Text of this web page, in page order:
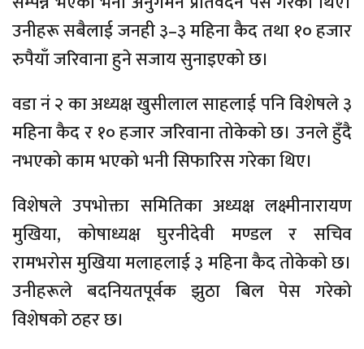
उनीहरू सबैलाई जनही ३–३ महिना कैद तथा १० हजार
रुपैयाँ जरिवाना हुने सजाय सुनाइएको छ।
वडा नं २ का अध्यक्ष खुसीलाल साहलाई पनि विशेषले ३
महिना कैद र १० हजार जरिवाना तोकेको छ। उनले हुँदै
नभएको काम भएको भनी सिफारिस गरेका थिए।
विशेषले उपभोक्ता समितिका अध्यक्ष लक्ष्मीनारायण
मुखिया, कोषाध्यक्ष घुरनीदेवी मण्डल र सचिव
रामभरोस मुखिया मलाहलाई ३ महिना कैद तोकेको छ।
उनीहरूले बदनियतपूर्वक झुठा बिल पेस गरेको
विशेषको ठहर छ।